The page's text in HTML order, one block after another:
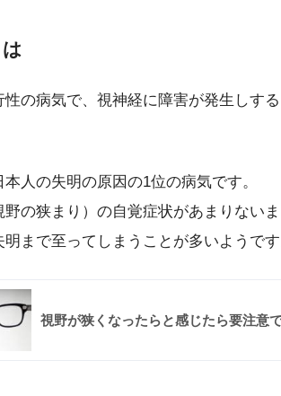
性の病気で、視神経に障害が発生しす
本人の失明の原因の1位の病気です。
野の狭まり）の自覚症状があまりない
まで至ってしまうことが多いようです
視野が狭くなったらと感じたら要注意